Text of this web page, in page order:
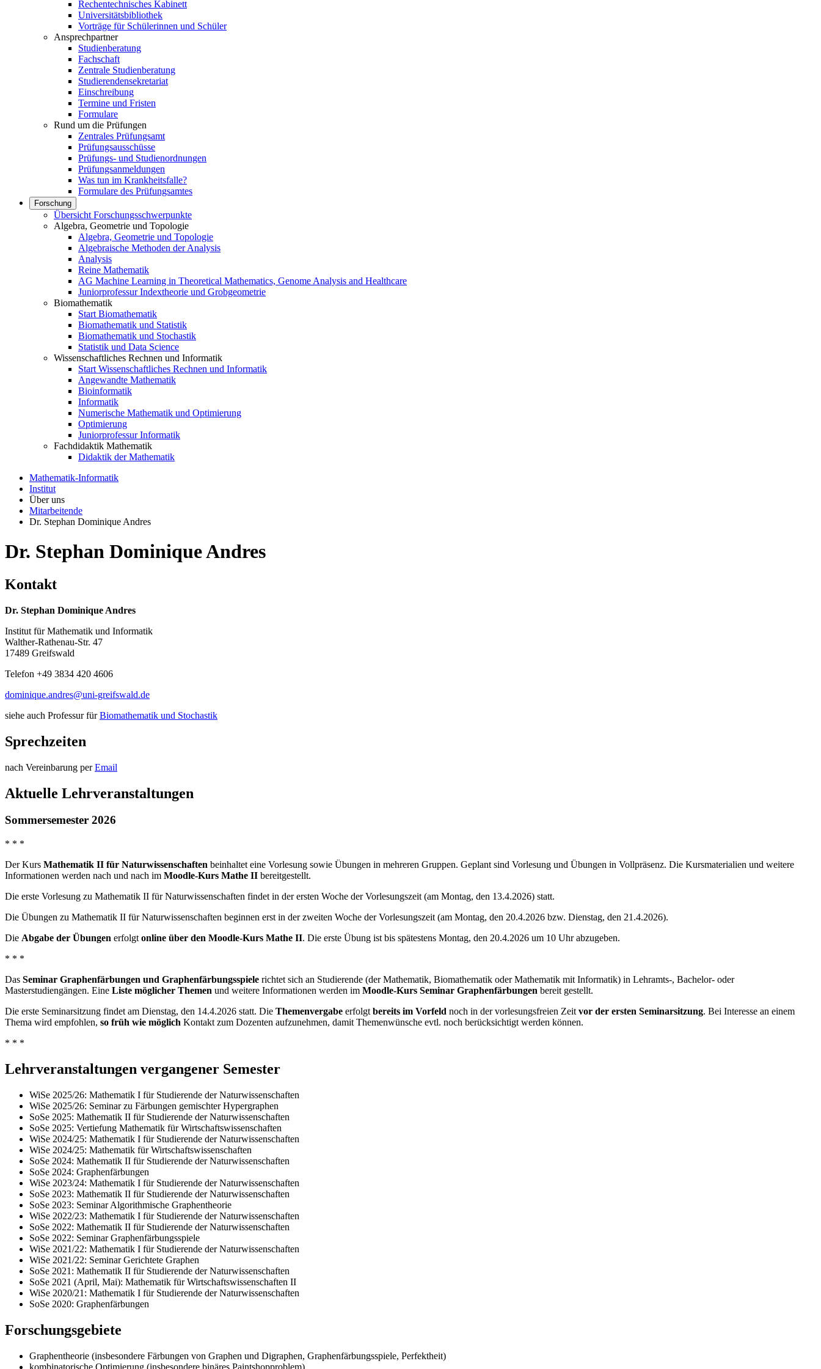
Rechentechnisches Kabinett
Universitätsbibliothek
Vorträge für Schülerinnen und Schüler
Ansprechpartner
Studienberatung
Fachschaft
Zentrale Studienberatung
Studierendensekretariat
Einschreibung
Termine und Fristen
Formulare
Rund um die Prüfungen
Zentrales Prüfungsamt
Prüfungsausschüsse
Prüfungs- und Studienordnungen
Prüfungsanmeldungen
Was tun im Krankheitsfalle?
Formulare des Prüfungsamtes
Forschung
Übersicht Forschungsschwerpunkte
Algebra, Geometrie und Topologie
Algebra, Geometrie und Topologie
Algebraische Methoden der Analysis
Analysis
Reine Mathematik
AG Machine Learning in Theoretical Mathematics, Genome Analysis and Healthcare
Juniorprofessur Indextheorie und Grobgeometrie
Biomathematik
Start Biomathematik
Biomathematik und Statistik
Biomathematik und Stochastik
Statistik und Data Science
Wissenschaftliches Rechnen und Informatik
Start Wissenschaftliches Rechnen und Informatik
Angewandte Mathematik
Bioinformatik
Informatik
Numerische Mathematik und Optimierung
Optimierung
Juniorprofessur Informatik
Fachdidaktik Mathematik
Didaktik der Mathematik
Mathematik-Informatik
Institut
Über uns
Mitarbeitende
Dr. Stephan Dominique Andres
Dr. Stephan Dominique Andres
Kontakt
Dr. Stephan Dominique Andres
Institut für Mathematik und Informatik
Walther-Rathenau-Str. 47
17489 Greifswald
Telefon +49 3834 420 4606
dominique.andres@uni-greifswald.de
siehe auch Professur fürBiomathematik und Stochastik
Sprechzeiten
nach Vereinbarung perEmail
Aktuelle Lehrveranstaltungen
Sommersemester 2026
* * *
Der Kurs Mathematik II für Naturwissenschaften beinhaltet eine Vorlesung sowie Übungen in mehreren Gruppen. Geplant sind Vorlesung und Übungen in Vollpräsenz. Die Kursmaterialien und weitere
Informationen werden nach und nach im Moodle-Kurs Mathe II bereitgestellt.
Die erste Vorlesung zu Mathematik II für Naturwissenschaften findet in der ersten Woche der Vorlesungszeit (am Montag, den 13.4.2026) statt.
Die Übungen zu Mathematik II für Naturwissenschaften beginnen erst in der zweiten Woche der Vorlesungszeit (am Montag, den 20.4.2026 bzw. Dienstag, den 21.4.2026).
Die Abgabe der Übungen erfolgt online über den Moodle-Kurs Mathe II. Die erste Übung ist bis spätestens Montag, den 20.4.2026 um 10 Uhr abzugeben.
* * *
Das Seminar Graphenfärbungen und Graphenfärbungsspiele richtet sich an Studierende (der Mathematik, Biomathematik oder Mathematik mit Informatik) in Lehramts-, Bachelor- oder
Masterstudiengängen. Eine Liste möglicher Themen und weitere Informationen werden im Moodle-Kurs Seminar Graphenfärbungen bereit gestellt.
Die erste Seminarsitzung findet am Dienstag, den 14.4.2026 statt. Die Themenvergabe erfolgt bereits im Vorfeld noch in der vorlesungsfreien Zeit vor der ersten Seminarsitzung. Bei Interesse an einem
Thema wird empfohlen, so früh wie möglich Kontakt zum Dozenten aufzunehmen, damit Themenwünsche evtl. noch berücksichtigt werden können.
* * *
Lehrveranstaltungen vergangener Semester
WiSe 2025/26: Mathematik I für Studierende der Naturwissenschaften
WiSe 2025/26: Seminar zu Färbungen gemischter Hypergraphen
SoSe 2025: Mathematik II für Studierende der Naturwissenschaften
SoSe 2025: Vertiefung Mathematik für Wirtschaftswissenschaften
WiSe 2024/25: Mathematik I für Studierende der Naturwissenschaften
WiSe 2024/25: Mathematik für Wirtschaftswissenschaften
SoSe 2024: Mathematik II für Studierende der Naturwissenschaften
SoSe 2024: Graphenfärbungen
WiSe 2023/24: Mathematik I für Studierende der Naturwissenschaften
SoSe 2023: Mathematik II für Studierende der Naturwissenschaften
SoSe 2023: Seminar Algorithmische Graphentheorie
WiSe 2022/23: Mathematik I für Studierende der Naturwissenschaften
SoSe 2022: Mathematik II für Studierende der Naturwissenschaften
SoSe 2022: Seminar Graphenfärbungsspiele
WiSe 2021/22: Mathematik I für Studierende der Naturwissenschaften
WiSe 2021/22: Seminar Gerichtete Graphen
SoSe 2021: Mathematik II für Studierende der Naturwissenschaften
SoSe 2021 (April, Mai): Mathematik für Wirtschaftswissenschaften II
WiSe 2020/21: Mathematik I für Studierende der Naturwissenschaften
SoSe 2020: Graphenfärbungen
Forschungsgebiete
Graphentheorie (insbesondere Färbungen von Graphen und Digraphen, Graphenfärbungsspiele, Perfektheit)
kombinatorische Optimierung (insbesondere binäres Paintshopproblem)